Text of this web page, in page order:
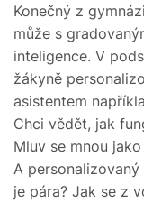
Konečný z
může s
inteligence. V
žákyně
asistentem
Chci vědět, jak
Mluv se mnou
A
je pára? Jak se z